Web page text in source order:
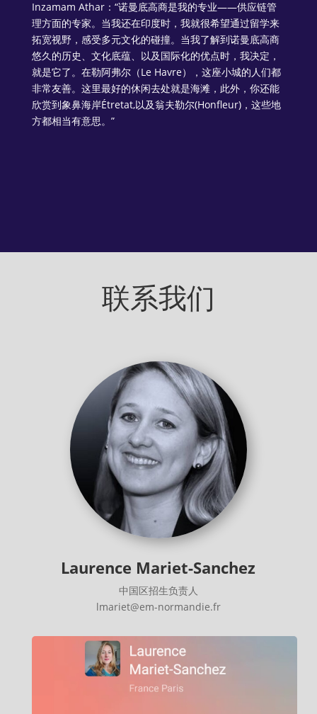
Inzamam Athar： “诺曼底高商是我的专业——供应链管
理方面的专家。当我还在印度时，我就很希望通过留学来
拓宽视野，感受多元文化的碰撞。当我了解到诺曼底高商
悠久的历史、文化底蕴、以及国际化的优点时，我决定，
就是它了。在勒阿弗尔（Le Havre），这座小城的人们都
非常友善。这里最好的休闲去处就是海滩，此外，你还能
欣赏到象鼻海岸Étretat,以及翁夫勒尔(Honfleur)，这些地
方都相当有意思。”
联系我们
Laurence Mariet-Sanchez
中国区招生负责人
lmariet@em-normandie.fr